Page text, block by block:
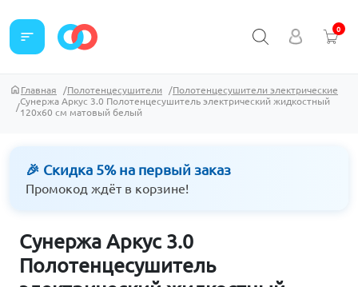
sort 0
Главная Полотенцесушители
Полотенцесушители электрические
Сунержа Аркус 3.0 Полотенцесушитель электрический жидкостный
120х60 см матовый белый
🎉 Скидка 5% на первый заказ
Промокод ждёт в корзине!
Сунержа Аркус 3.0
Полотенцесушитель